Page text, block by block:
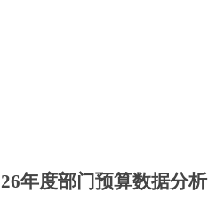
6年度部门预算数据分析